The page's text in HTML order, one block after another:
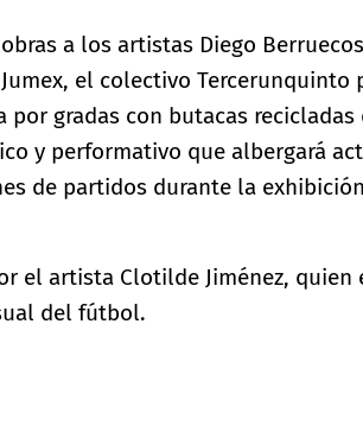
a los artistas Diego
el colectivo Tercerunquinto
gradas con butacas recicladas
y performativo que albergará
de partidos durante la
el artista Clotilde Jiménez, quien
del fútbol.